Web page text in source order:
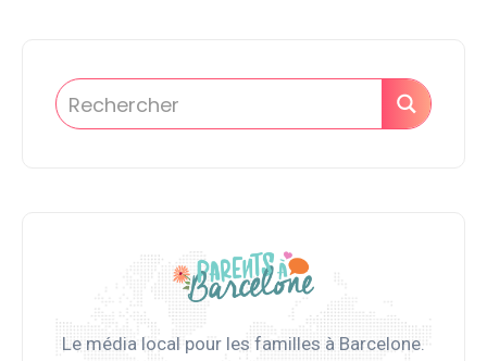
Le média local pour les familles à Barcelone.